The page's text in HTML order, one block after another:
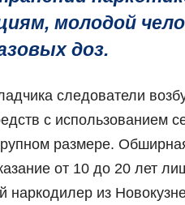
молодой
доз.
следователи
с использованием
размере.
от 10 до 20 лет
наркодилер из